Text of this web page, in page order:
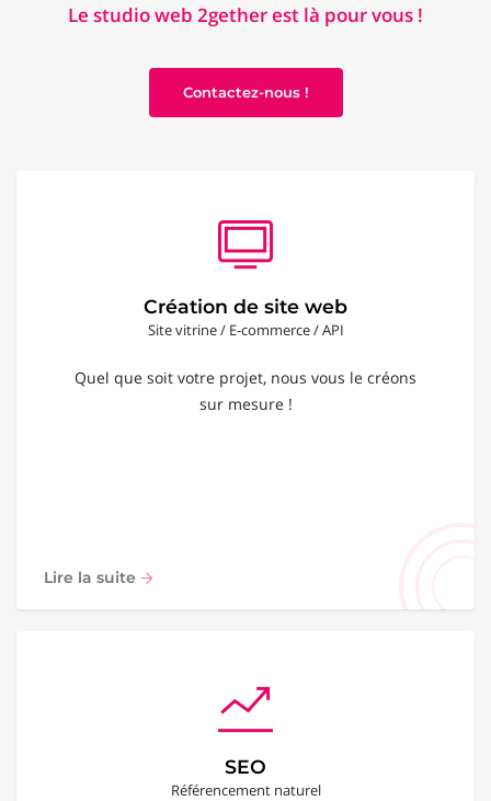
Le studio web 2gether est là pour vous !
Contactez-nous !
Création de site web
Site vitrine / E-commerce / API
Quel que soit votre projet, nous vous le créons
sur mesure !
Lire la suite
SEO
Référencement naturel